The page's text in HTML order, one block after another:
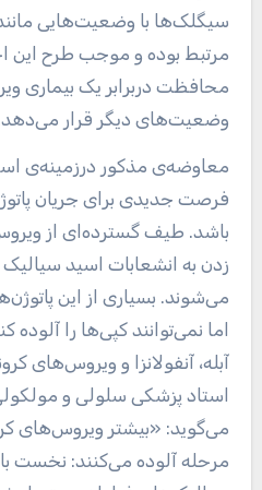
سیگلک‌ها با وضعیت‌هایی مانند
مرتبط بوده و موجب طرح این
محافظت دربرابر یک بیماری
وضعیت‌های دیگر قرار
معاوضه‌ی مذکور درزمینه‌ی
فرصت جدیدی برای جریان
باشد. طیف گسترده‌ای از
زدن به انشعابات اسید
می‌شوند. بسیاری از این
اما نمی‌توانند کپی‌ها را آلوده
آبله، آنفولانزا و ویروس‌های
استاد پزشکی سلولی و مولکولی
می‌گوید: «بیشتر ویروس‌های
مرحله آلوده می‌کنند: نخست